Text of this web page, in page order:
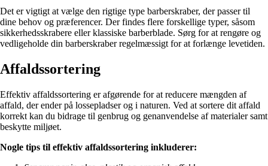
Det er vigtigt at vælge den rigtige type barberskraber, der passer til
dine behov og præferencer. Der findes flere forskellige typer, såsom
sikkerhedsskrabere eller klassiske barberblade. Sørg for at rengøre og
vedligeholde din barberskraber regelmæssigt for at forlænge levetiden.
Affaldssortering
Effektiv affaldssortering er afgørende for at reducere mængden af
affald, der ender på lossepladser og i naturen. Ved at sortere dit affald
korrekt kan du bidrage til genbrug og genanvendelse af materialer samt
beskytte miljøet.
Nogle tips til effektiv affaldssortering inkluderer: